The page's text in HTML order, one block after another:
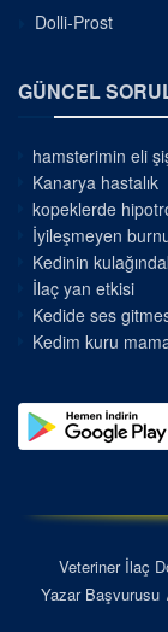
Dolli-Prost
GÜNCEL
hamsterimin eli
Kanarya hastalık
kopeklerde
İyileşmeyen
Kedinin
İlaç yan etkisi
Kedide ses
Kedim kuru
Veteriner İlaç
Yazar Başvurusu